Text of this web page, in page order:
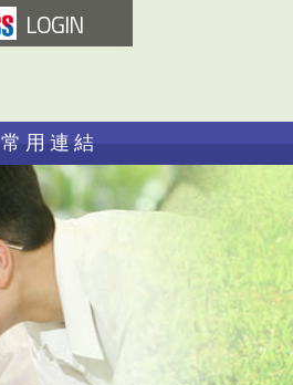
LOGIN
常用連結